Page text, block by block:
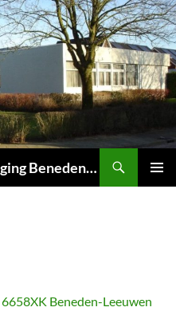
Actieve 50-plussers-vereniging Beneden-Leeuwen
Beneden-Leeuwen